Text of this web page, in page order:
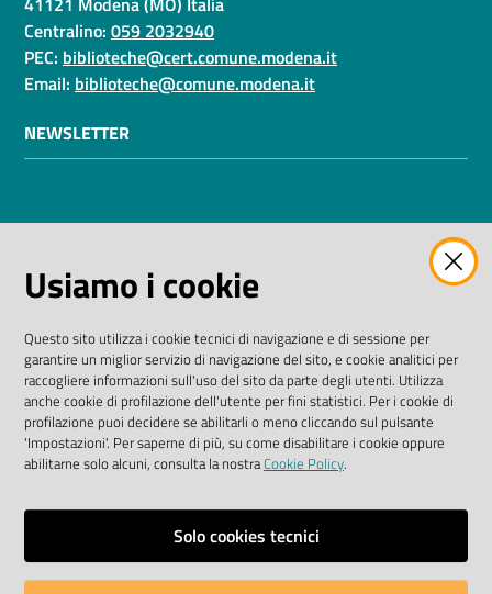
Centralino: 059 2032940
PEC: biblioteche@cert.comune.modena.it
Email: biblioteche@comune.modena.it
NEWSLETTER
I dati personali pubblicati sono riutilizzabili solo alle
2003/98/CE e dal D. Lgs. n. 36/2006
SEGUICI SU
Facebook Biblioteche
Instagram
TwitterYouTube
Scarica le app
Usiamo i cookie
Questo sito utilizza i cookie tecnici di navigazione e di sessione per
garantire un miglior servizio di navigazione del sito, e cookie analitici per
raccogliere informazioni sull'uso del sito da parte degli utenti. Utilizza
anche cookie di profilazione dell'utente per fini statistici. Per i cookie di
profilazione puoi decidere se abilitarli o meno cliccando sul pulsante
'Impostazioni'. Per saperne di più, su come disabilitare i cookie oppure
abilitarne solo alcuni, consulta la nostraCookie Policy.
Solo cookies tecnici